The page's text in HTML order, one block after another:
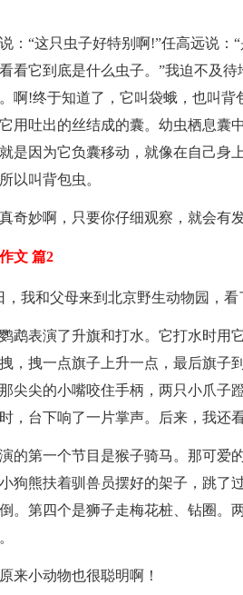
：“这只虫子好特别啊!”任高远说：
看它到底是什么虫子。”我迫不及
啊!终于知道了，它叫袋蛾，也叫
用吐出的丝结成的囊。幼虫栖息囊
是因为它负囊移动，就像在自己身
以叫背包虫。
奇妙啊，只要你仔细观察，就会有发
文 篇2
，我和父母来到北京野生动物园，看
鹉表演了升旗和打水。它打水时用
，拽一点旗子上升一点，最后旗子
尖尖的小嘴咬住手柄，两只小爪子
，台下响了一片掌声。后来，我
的第一个节目是猴子骑马。那可爱
狗熊扶着驯兽员摆好的架子，跳了
。第四个是狮子走梅花桩、钻圈。
来小动物也很聪明啊！